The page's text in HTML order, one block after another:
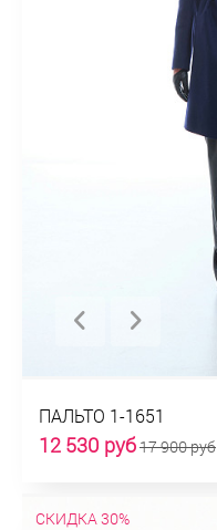
ПАЛЬТО 1-1651
12 530 руб17 900 руб
СКИДКА 30%